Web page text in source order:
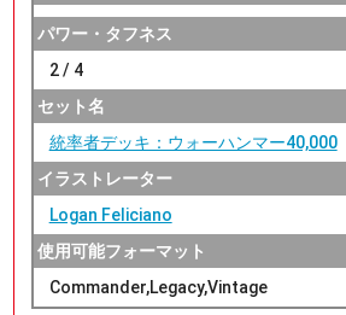
パワー・タフネス
2 / 4
セット名
統率者デッキ：ウォーハンマー40,000
イラストレーター
Logan Feliciano
使用可能フォーマット
Commander,Legacy,Vintage